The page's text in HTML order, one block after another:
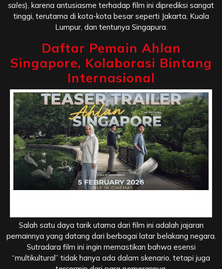
sales), karena antusiasme terhadap film ini diprediksi sangat
tinggi, terutama di kota-kota besar seperti Jakarta, Kuala
Lumpur, dan tentunya Singapura.
Daftar Pemain Ahlan
Singapore, Kolaborasi Bintang
Internasional
Salah satu daya tarik utama dari film ini adalah jajaran
pemainnya yang datang dari berbagai latar belakang negara.
Sutradara film ini ingin memastikan bahwa esensi
“multikultural” tidak hanya ada dalam skenario, tetapi juga